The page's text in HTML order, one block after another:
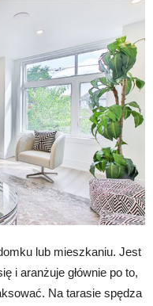
lub mieszkaniu. Jest
i aranżuje głównie po to,
Na tarasie spędza